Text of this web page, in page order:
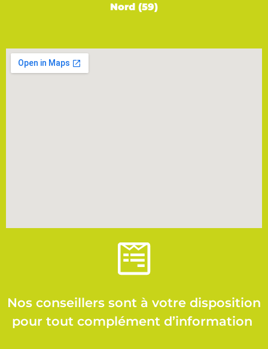
Nord (59)
Nos conseillers sont à votre disposition
pour tout complément d’information